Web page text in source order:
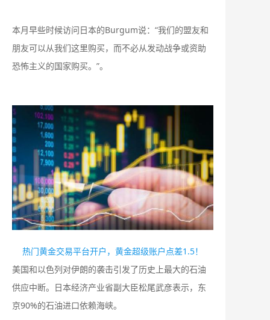
本月早些时候访问日本的Burgum说：“我们的盟友和
朋友可以从我们这里购买，而不必从发动战争或资助
恐怖主义的国家购买。”。
热门黄金交易平台开户，黄金超级账户点差1.5！
美国和以色列对伊朗的袭击引发了历史上最大的石油
供应中断。日本经济产业省副大臣松尾武彦表示，东
京90%的石油进口依赖海峡。